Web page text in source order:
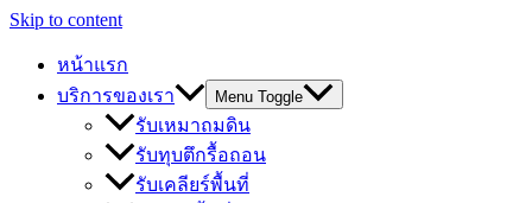
Skip to content
หน้าแรก
บริการของเรา
Menu Toggle
รับเหมาถมดิน
รับทุบตึกรื้อถอน
รับเคลียร์พื้นที่